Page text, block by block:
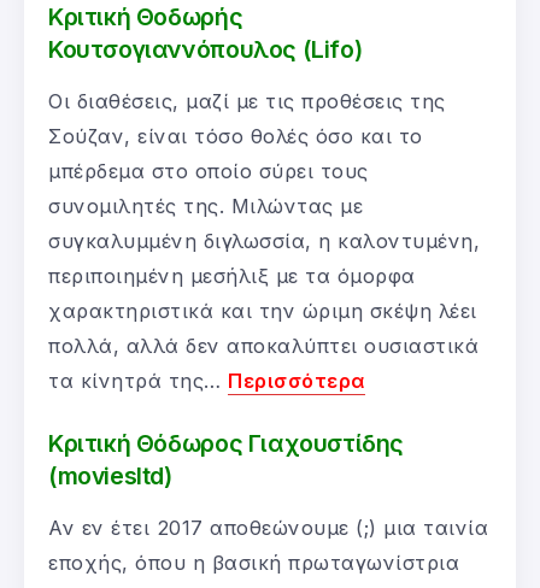
Κριτική Θοδωρής
Κουτσογιαννόπουλος (Lifo)
Οι διαθέσεις, μαζί με τις προθέσεις της
Σούζαν, είναι τόσο θολές όσο και το
μπέρδεμα στο οποίο σύρει τους
συνομιλητές της. Μιλώντας με
συγκαλυμμένη διγλωσσία, η καλοντυμένη,
περιποιημένη μεσήλιξ με τα όμορφα
χαρακτηριστικά και την ώριμη σκέψη λέει
πολλά, αλλά δεν αποκαλύπτει ουσιαστικά
τα κίνητρά της… Περισσότερα
Κριτική Θόδωρος Γιαχουστίδης
(moviesltd)
Αν εν έτει 2017 αποθεώνουμε (;) μια ταινία
εποχής, όπου η βασική πρωταγωνίστρια